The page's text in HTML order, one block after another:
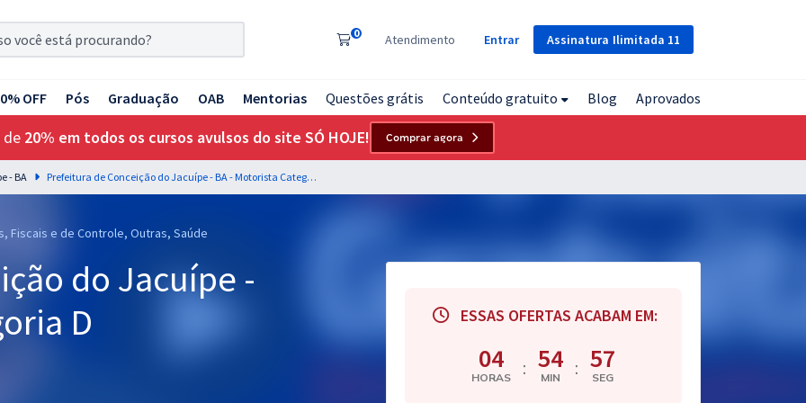
Assinatura Ilimitada 11
0 Atendimento Entrar
OFF Pós Graduação OAB Mentorias Questões grátis Conteúdo gratuito Blog Aprovados
de 20% em todos os cursos avulsos do site SÓ HOJE! Comprar agora
- BA Prefeitura de Conceição do Jacuípe - BA - Motorista Categoria D
Fiscais e de Controle, Outras, Saúde
do Jacuípe -
D
ESSAS OFERTAS ACABAM EM:
04
HORAS : 54
MIN : 56
SEG